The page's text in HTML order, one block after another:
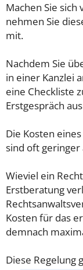
Machen Sie
nehmen Sie
mit.
Nachdem Sie
in einer Kanzlei
eine Checkliste
Erstgespräch
Die Kosten
sind oft geringer
Wieviel ein
Erstberatung
Kosten für das
demnach
Diese Regelung